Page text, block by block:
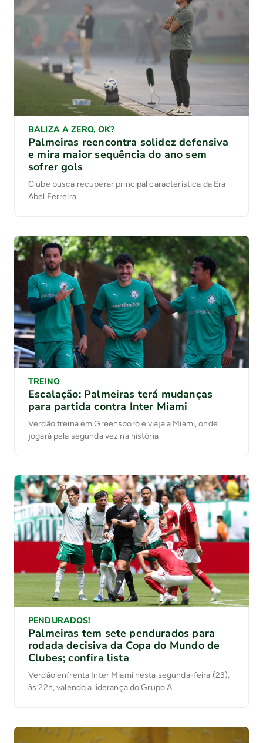
BALIZA A ZERO, OK?
Palmeiras reencontra solidez defensiva
e mira maior sequência do ano sem
sofrer gols
Clube busca recuperar principal característica da Era
Abel Ferreira
TREINO
Escalação: Palmeiras terá mudanças
para partida contra Inter Miami
Verdão treina em Greensboro e viaja a Miami, onde
jogará pela segunda vez na história
PENDURADOS!
Palmeiras tem sete pendurados para
rodada decisiva da Copa do Mundo de
Clubes; confira lista
Verdão enfrenta Inter Miami nesta segunda-feira (23),
às 22h, valendo a liderança do Grupo A.